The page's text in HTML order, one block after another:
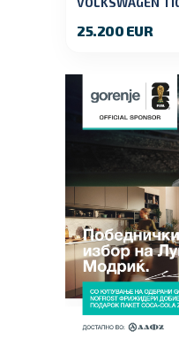
25.200 EUR